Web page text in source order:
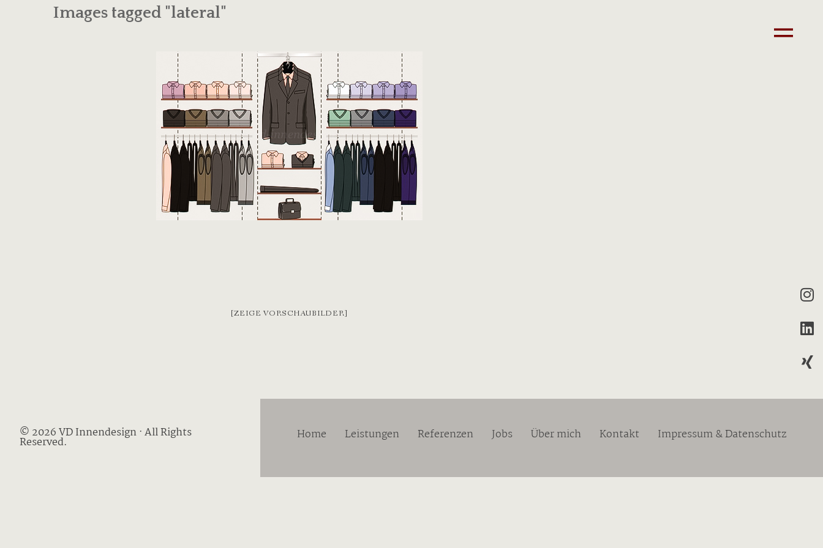
Images tagged "lateral"
[ZEIGE VORSCHAUBILDER]
© 2026 VD Innendesign · All Rights
Reserved. Home Leistungen Referenzen Jobs Über mich Kontakt Impressum & Datenschutz